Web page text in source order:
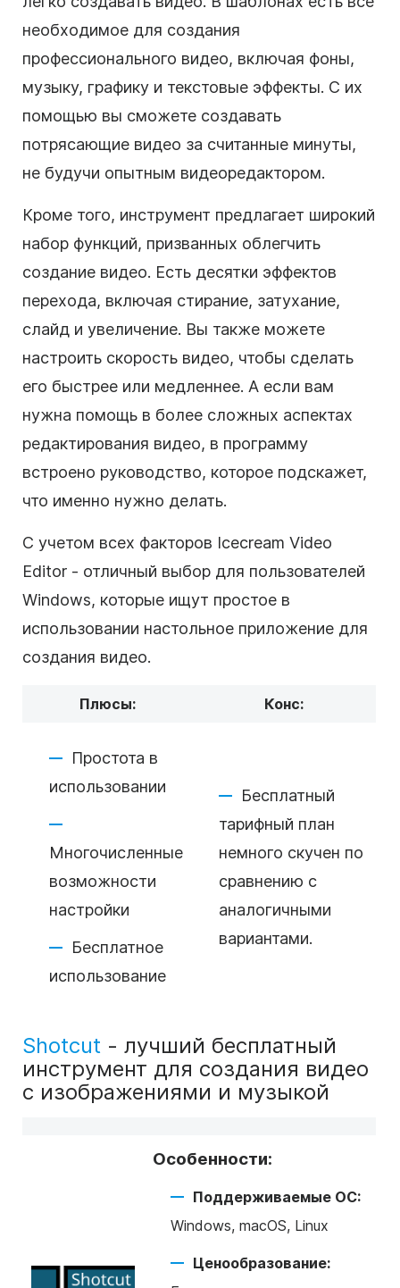
необходимое для создания
профессионального видео, включая фоны,
музыку, графику и текстовые эффекты. С их
помощью вы сможете создавать
потрясающие видео за считанные минуты,
не будучи опытным видеоредактором.
Кроме того, инструмент предлагает широкий
набор функций, призванных облегчить
создание видео. Есть десятки эффектов
перехода, включая стирание, затухание,
слайд и увеличение. Вы также можете
настроить скорость видео, чтобы сделать
его быстрее или медленнее. А если вам
нужна помощь в более сложных аспектах
редактирования видео, в программу
встроено руководство, которое подскажет,
что именно нужно делать.
С учетом всех факторов Icecream Video
Editor - отличный выбор для пользователей
Windows, которые ищут простое в
использовании настольное приложение для
создания видео.
Плюсы: Конс:
Простота в
использовании
Многочисленные
возможности
настройки
Бесплатное
использование
Бесплатный
тарифный план
немного скучен по
сравнению с
аналогичными
вариантами.
Shotcut - лучший бесплатный
инструмент для создания видео
с изображениями и музыкой
Особенности:
Поддерживаемые ОС:
Windows, macOS, Linux
Ценообразование: